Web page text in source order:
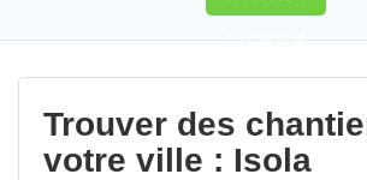
9,5(100%)56
votes
Trouver des
votre ville : Isola